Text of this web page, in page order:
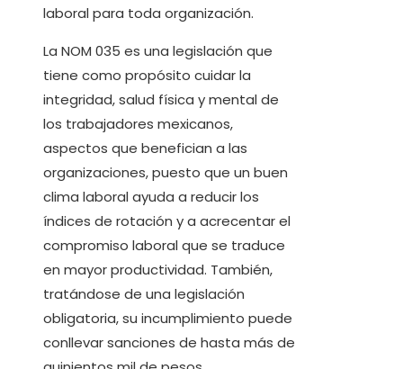
laboral para toda organización.
La NOM 035 es una legislación que
tiene como propósito cuidar la
integridad, salud física y mental de
los trabajadores mexicanos,
aspectos que benefician a las
organizaciones, puesto que un buen
clima laboral ayuda a reducir los
índices de rotación y a acrecentar el
compromiso laboral que se traduce
en mayor productividad. También,
tratándose de una legislación
obligatoria, su incumplimiento puede
conllevar sanciones de hasta más de